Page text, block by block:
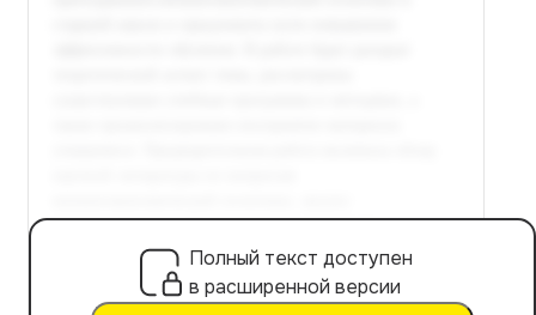
Полный текст доступен
в расширенной версии